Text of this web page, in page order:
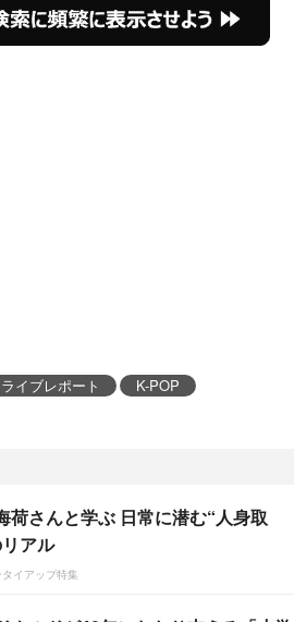
ライブレポート
K-POP
荷さんと学ぶ 日常に潜む“人身取
アル
イアップ特集